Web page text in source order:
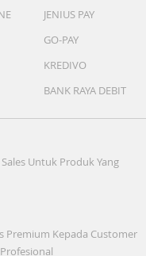
80W
67W ke bawah, PPS
JENIUS PAY
GO-PAY
KREDIVO
BANK RAYA DEBIT
Untuk Produk Yang
Premium Kepada Customer